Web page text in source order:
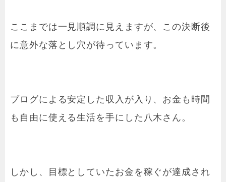
ここまでは一見順調に見えますが、この決断後
に意外な落とし穴が待っています。
ブログによる安定した収入が入り、お金も時間
も自由に使える生活を手にした八木さん。
しかし、目標としていたお金を稼ぐが達成され